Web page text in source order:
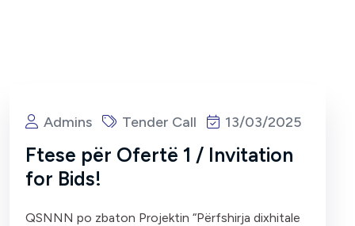
Admins Tender Call 13/03/2025
Ftese për Ofertë 1 / Invitation
for Bids!
QSNNN po zbaton Projektin “Përfshirja dixhitale